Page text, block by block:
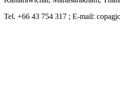
Tel. +66 43 754 317 ; E-mail: